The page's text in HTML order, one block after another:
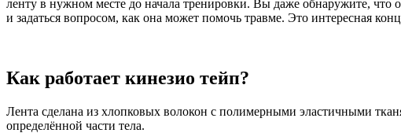
ленту в нужном месте до начала тренировки. Вы даже обнаружите, что
и задаться вопросом, как она может помочь травме. Это интересная
Как работает кинезио­ тейп?
Лента сделана из хлопковых волокон с полимерными эластичными
определённой части тела.